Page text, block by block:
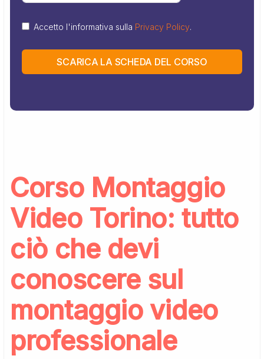
Accetto l'informativa sulla Privacy Policy.
SCARICA LA SCHEDA DEL CORSO
Corso Montaggio
Video Torino: tutto
ciò che devi
conoscere sul
montaggio video
professionale